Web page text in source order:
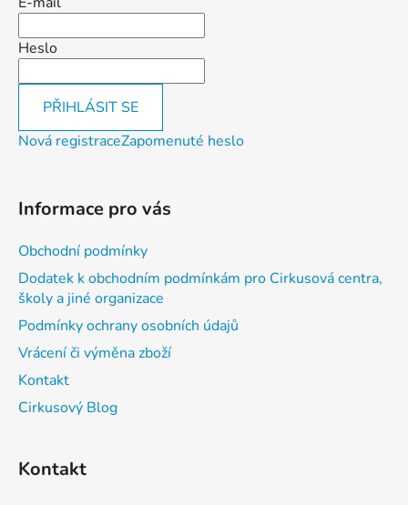
Heslo
PŘIHLÁSIT SE
Nová registraceZapomenuté heslo
Informace pro vás
Obchodní podmínky
Dodatek k obchodním podmínkám pro Cirkusová centra,
školy a jiné organizace
Podmínky ochrany osobních údajů
Vrácení či výměna zboží
Kontakt
Cirkusový Blog
Kontakt